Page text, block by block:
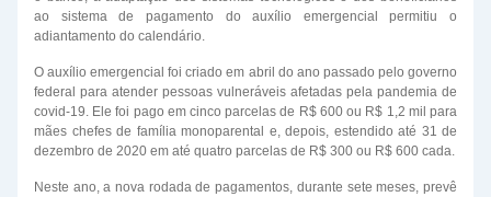
ao sistema de pagamento do auxílio emergencial permitiu o
adiantamento do calendário.
O auxílio emergencial foi criado em abril do ano passado pelo governo
federal para atender pessoas vulneráveis afetadas pela pandemia de
covid-19. Ele foi pago em cinco parcelas de R$ 600 ou R$ 1,2 mil para
mães chefes de família monoparental e, depois, estendido até 31 de
dezembro de 2020 em até quatro parcelas de R$ 300 ou R$ 600 cada.
Neste ano, a nova rodada de pagamentos, durante sete meses, prevê